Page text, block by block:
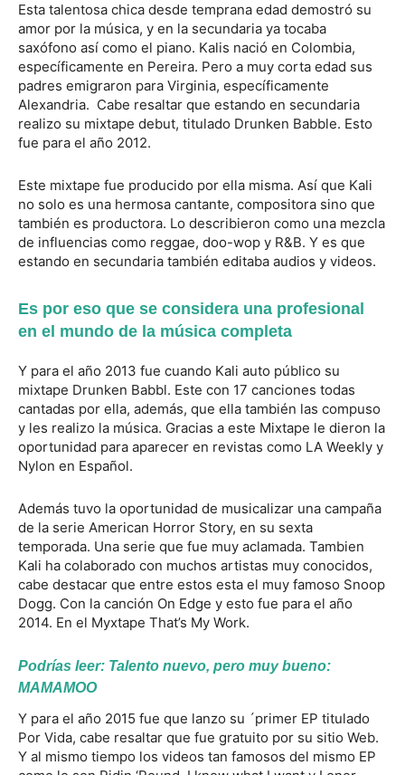
Esta talentosa chica desde temprana edad demostró su
amor por la música, y en la secundaria ya tocaba
saxófono así como el piano. Kalis nació en Colombia,
específicamente en Pereira. Pero a muy corta edad sus
padres emigraron para Virginia, específicamente
Alexandria. Cabe resaltar que estando en secundaria
realizo su mixtape debut, titulado Drunken Babble. Esto
fue para el año 2012.
Este mixtape fue producido por ella misma. Así que Kali
no solo es una hermosa cantante, compositora sino que
también es productora. Lo describieron como una mezcla
de influencias como reggae, doo-wop y R&B. Y es que
estando en secundaria también editaba audios y videos.
Es por eso que se considera una profesional
en el mundo de la música completa
Y para el año 2013 fue cuando Kali auto público su
mixtape Drunken Babbl. Este con 17 canciones todas
cantadas por ella, además, que ella también las compuso
y les realizo la música. Gracias a este Mixtape le dieron la
oportunidad para aparecer en revistas como LA Weekly y
Nylon en Español.
Además tuvo la oportunidad de musicalizar una campaña
de la serie American Horror Story, en su sexta
temporada. Una serie que fue muy aclamada. Tambien
Kali ha colaborado con muchos artistas muy conocidos,
cabe destacar que entre estos esta el muy famoso Snoop
Dogg. Con la canción On Edge y esto fue para el año
2014. En el Myxtape That’s My Work.
Podrías leer: Talento nuevo, pero muy bueno:
MAMAMOO
Y para el año 2015 fue que lanzo su ´primer EP titulado
Por Vida, cabe resaltar que fue gratuito por su sitio Web.
Y al mismo tiempo los videos tan famosos del mismo EP